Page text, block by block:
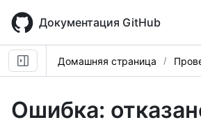
main
content
Документация GitHub
Домашняя страница
Ошибка: